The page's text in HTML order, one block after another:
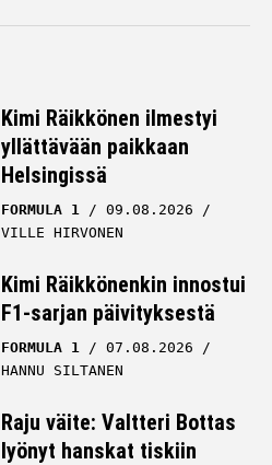
Kimi Räikkönen ilmestyi
yllättävään paikkaan
Helsingissä
FORMULA 1
09.08.2026
VILLE HIRVONEN
Kimi Räikkönenkin innostui
F1-sarjan päivityksestä
FORMULA 1
07.08.2026
HANNU SILTANEN
Raju väite: Valtteri Bottas
lyönyt hanskat tiskiin